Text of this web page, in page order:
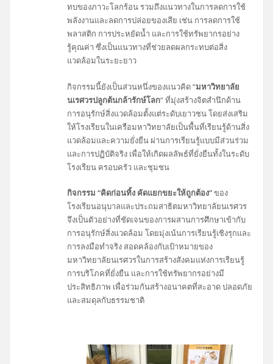
ทบของภาวะโลกร้อน รวมถึงแนวทางในการลดการใช้
พลังงานและลดการปล่อยของเสีย เช่น การลดการใช้
พลาสติก การประหยัดน้ำ และการใช้ทรัพยากรอย่าง
รู้คุณค่า ซึ่งเป็นแนวทางที่ช่วยลดผลกระทบต่อสิ่ง
แวดล้อมในระยะยาว
กิจกรรมนี้ยังเป็นส่วนหนึ่งของแนวคิด “มหาวิทยาลัย
นเรศวรปลูกต้นกล้ารักษ์โลก” ที่มุ่งสร้างจิตสำนึกด้าน
การอนุรักษ์สิ่งแวดล้อมตั้งแต่ระดับเยาวชน โดยส่งเสริม
ให้โรงเรียนในเครือมหาวิทยาลัยเป็นพื้นที่เรียนรู้ด้านสิ่ง
แวดล้อมและความยั่งยืน ผ่านการเรียนรู้แบบมีส่วนร่วม
และการปฏิบัติจริง เพื่อให้เกิดผลลัพธ์ที่ยั่งยืนทั้งในระดับ
โรงเรียน ครอบครัว และชุมชน
กิจกรรม “คิดก่อนทิ้ง คัดแยกขยะให้ถูกต้อง”ของ
โรงเรียนอนุบาลและประถมสาธิตมหาวิทยาลัยนเรศวร
จึงเป็นตัวอย่างที่ชัดเจนของการผสานการศึกษาเข้ากับ
การอนุรักษ์สิ่งแวดล้อม โดยมุ่งเน้นการเรียนรู้เชิงรุกและ
การลงมือทำจริง สอดคล้องกับเป้าหมายของ
มหาวิทยาลัยนเรศวรในการสร้างสังคมแห่งการเรียนรู้
การบริโภคที่ยั่งยืน และการใช้ทรัพยากรอย่างมี
ประสิทธิภาพ เพื่อร่วมกันสร้างอนาคตที่สะอาด ปลอดภัย
และสมดุลกับธรรมชาติ